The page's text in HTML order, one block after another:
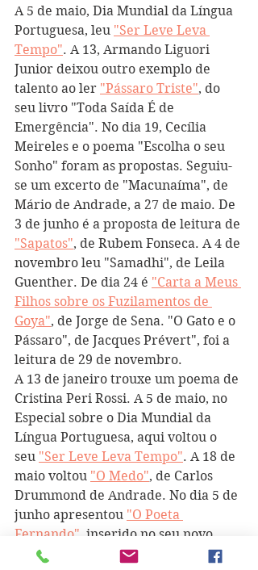
A 5 de maio, Dia Mundial da Língua
Portuguesa, leu "Ser Leve Leva
Tempo". A 13, Armando Liguori
Junior deixou outro exemplo de
talento ao ler "Pássaro Triste", do
seu livro "Toda Saída É de
Emergência". No dia 19, Cecília
Meireles e o poema "Escolha o seu
Sonho" foram as propostas. Seguiu-
se um excerto de "Macunaíma", de
Mário de Andrade, a 27 de maio. De
3 de junho é a proposta de leitura de
"Sapatos", de Rubem Fonseca. A 4 de
novembro leu "Samadhi", de Leila
Guenther. De dia 24 é "Carta a Meus
Filhos sobre os Fuzilamentos de
Goya", de Jorge de Sena. "O Gato e o
Pássaro", de Jacques Prévert", foi a
leitura de 29 de novembro.
A 13 de janeiro trouxe um poema de
Cristina Peri Rossi. A 5 de maio, no
Especial sobre o Dia Mundial da
Língua Portuguesa, aqui voltou o
seu "Ser Leve Leva Tempo". A 18 de
maio voltou "O Medo", de Carlos
Drummond de Andrade. No dia 5 de
junho apresentou "O Poeta
Fernando" , inserido no seu novo
livro intitulado "Eu Poderia Estar